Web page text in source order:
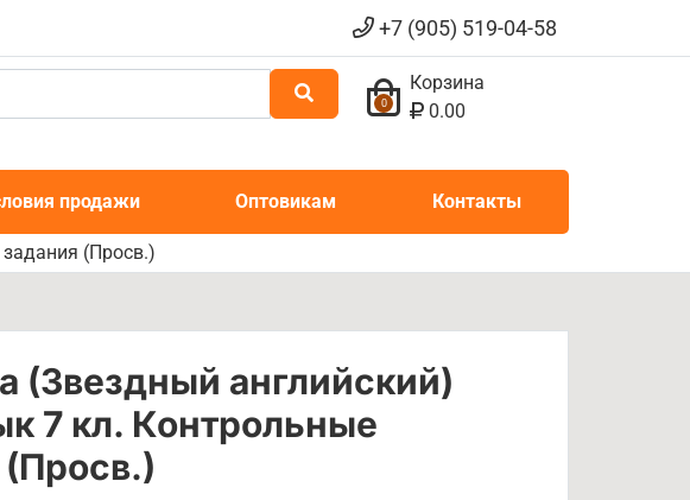
+7 (905) 519-04-58
0
Корзина
0.00
продажи Оптовикам Контакты
(Просв.)
(Звездный английский)
7 кл. Контрольные